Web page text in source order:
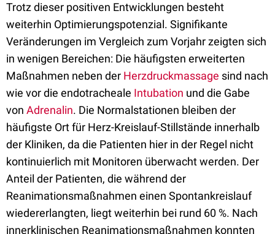
Trotz dieser positiven Entwicklungen besteht
weiterhin Optimierungspotenzial. Signifikante
Veränderungen im Vergleich zum Vorjahr zeigten sich
in wenigen Bereichen: Die häufigsten erweiterten
Maßnahmen neben der Herzdruckmassage sind nach
wie vor die endotracheale Intubation und die Gabe
von Adrenalin. Die Normalstationen bleiben der
häufigste Ort für Herz-Kreislauf-Stillstände innerhalb
der Kliniken, da die Patienten hier in der Regel nicht
kontinuierlich mit Monitoren überwacht werden. Der
Anteil der Patienten, die während der
Reanimationsmaßnahmen einen Spontankreislauf
wiedererlangten, liegt weiterhin bei rund 60 %. Nach
innerklinischen Reanimationsmaßnahmen konnten